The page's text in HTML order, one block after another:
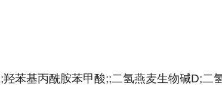
羟苯基丙酰胺苯甲酸;;二氢燕麦生物碱D;二